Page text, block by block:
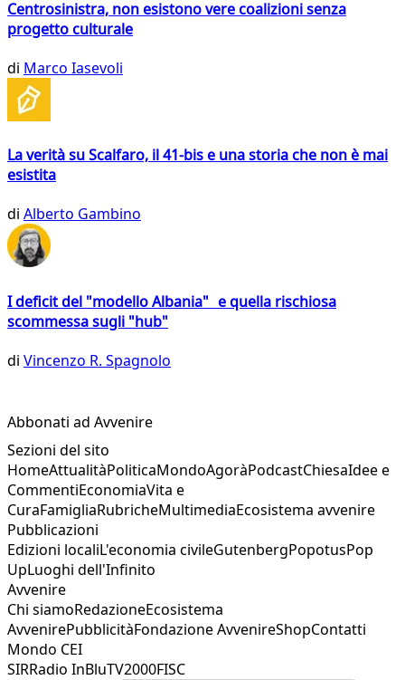
Centrosinistra, non esistono vere coalizioni senza
progetto culturale
di Marco Iasevoli
La verità su Scalfaro, il 41-bis e una storia che non è mai
esistita
di Alberto Gambino
I deficit del "modello Albania" e quella rischiosa
scommessa sugli "hub"
di Vincenzo R. Spagnolo
Abbonati ad Avvenire
Sezioni del sito
HomeAttualitàPoliticaMondoAgoràPodcastChiesaIdee e
CommentiEconomiaVita e
CuraFamigliaRubricheMultimediaEcosistema avvenire
Pubblicazioni
Edizioni localiL'economia civileGutenbergPopotusPop
UpLuoghi dell'Infinito
Avvenire
Chi siamoRedazioneEcosistema
AvvenirePubblicitàFondazione AvvenireShopContatti
Mondo CEI
SIRRadio InBluTV2000FISC